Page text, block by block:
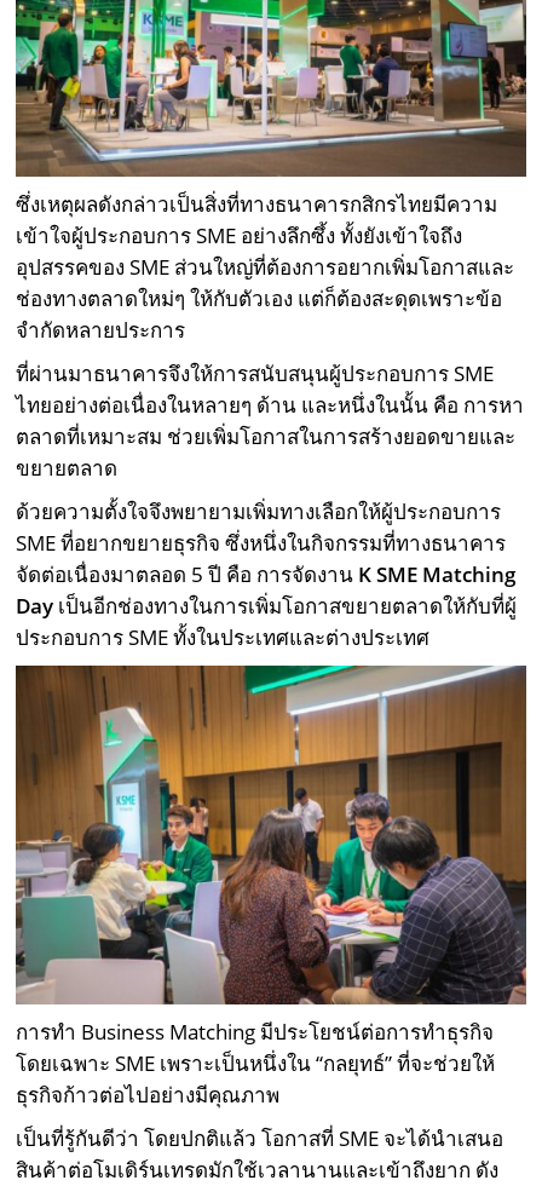
ซึ่งเหตุผลดังกล่าวเป็นสิ่งที่ทางธนาคารกสิกรไทยมีความ
เข้าใจผู้ประกอบการ SME อย่างลึกซึ้ง ทั้งยังเข้าใจถึง
อุปสรรคของ SME ส่วนใหญ่ที่ต้องการอยากเพิ่มโอกาสและ
ช่องทางตลาดใหม่ๆ ให้กับตัวเอง แต่ก็ต้องสะดุดเพราะข้อ
จำกัดหลายประการ
ที่ผ่านมาธนาคารจึงให้การสนับสนุนผู้ประกอบการ SME
ไทยอย่างต่อเนื่องในหลายๆ ด้าน และหนึ่งในนั้น คือ การหา
ตลาดที่เหมาะสม ช่วยเพิ่มโอกาสในการสร้างยอดขายและ
ขยายตลาด
ด้วยความตั้งใจจึงพยายามเพิ่มทางเลือกให้ผู้ประกอบการ
SME ที่อยากขยายธุรกิจ ซึ่งหนึ่งในกิจกรรมที่ทางธนาคาร
จัดต่อเนื่องมาตลอด 5 ปี คือ การจัดงาน KSME Matching
Day เป็นอีกช่องทางในการเพิ่มโอกาสขยายตลาดให้กับที่ผู้
ประกอบการ SME ทั้งในประเทศและต่างประเทศ
การทำ Business Matching มีประโยชน์ต่อการทำธุรกิจ
โดยเฉพาะ SME เพราะเป็นหนึ่งใน “กลยุทธ์” ที่จะช่วยให้
ธุรกิจก้าวต่อไปอย่างมีคุณภาพ
เป็นที่รู้กันดีว่า โดยปกติแล้ว โอกาสที่ SME จะได้นำเสนอ
สินค้าต่อโมเดิร์นเทรดมักใช้เวลานานและเข้าถึงยาก ดัง